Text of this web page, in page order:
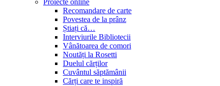
Proiecte online
Recomandare de carte
Povestea de la prânz
Știați că…
Interviurile Bibliotecii
Vânătoarea de comori
Noutăți la Rosetti
Duelul cărților
Cuvântul săptămânii
Cărți care te inspiră